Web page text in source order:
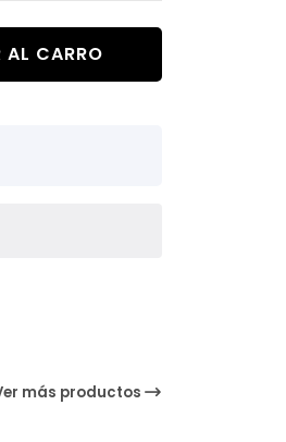
AL CARRO
más productos